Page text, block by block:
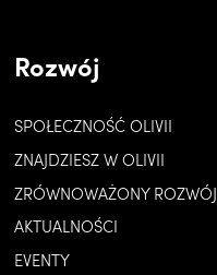
Rozwój
SPOŁECZNOŚĆ OLIVII
ZNAJDZIESZ W OLIVII
ZRÓWNOWAŻONY ROZWÓJ
AKTUALNOŚCI
EVENTY